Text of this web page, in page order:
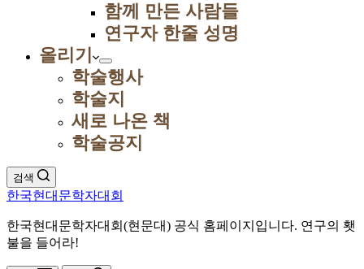
함께 만든 사람들
연구자 한줄 성명
올리기
학술행사
학술지
새로 나온 책
학술공지
검색
한국현대문학자대회
한국현대문학자대회(현문대) 공식 홈페이지입니다. 연구의 횃
불을 들어라!